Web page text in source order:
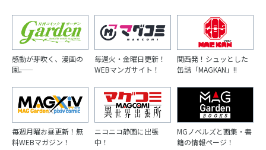
感動が芽吹く、漫画の
園――。
毎週火・金曜日更新！
WEBマンガサイト！
関西発！シュッとした
缶詰「MAGKAN」!!
毎週月曜お昼更新！無
料WEBマガジン！
ニコニコ静画に出張
中！
MGノベルズと画集・書
籍の情報ページ！